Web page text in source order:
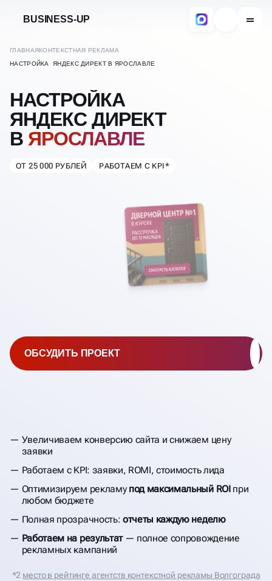
BUSINESS-UP
ГЛАВНАЯКОНТЕКСТНАЯ РЕКЛАМА
НАСТРОЙКА ЯНДЕКС ДИРЕКТ В ЯРОСЛАВЛЕ
НАСТРОЙКА
ЯНДЕКС ДИРЕКТ
В ЯРОСЛАВЛЕ
ОТ 25 000 РУБЛЕЙ РАБОТАЕМ С KPI*
Увеличиваем конверсию сайта и снижаем цену
заявки
Работаем с KPI: заявки, ROMI, стоимость лида
Оптимизируем рекламупод максимальный ROIпри
любом бюджете
Полная прозрачность: отчеты каждую неделю
Работаем на результат— полное сопровождение
рекламных кампаний
ОБСУДИТЬ ПРОЕКТ
*2 место в рейтинге агентств контекстной рекламы Волгограда